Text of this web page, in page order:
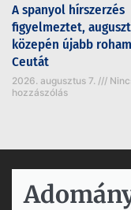
A spanyol hírszerzés
figyelmeztet,
közepén újabb
Ceutát
2026. augusztus 7.
hozzászólás